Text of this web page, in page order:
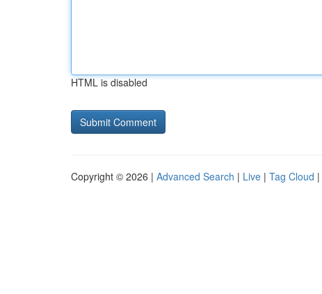
HTML is disabled
Copyright © 2026 | Advanced Search | Live | Tag Cloud |